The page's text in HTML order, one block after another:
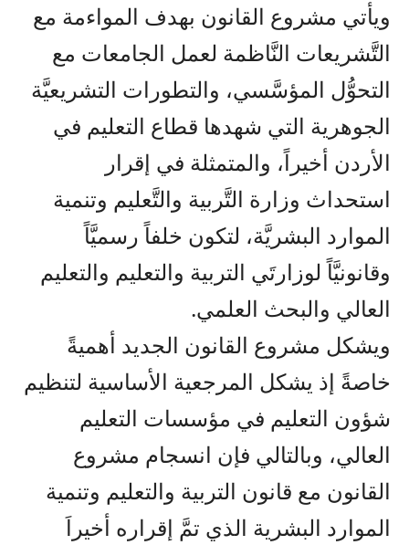
ويأتي مشروع القانون بهدف المواءمة مع
التَّشريعات النَّاظمة لعمل الجامعات مع
التحوُّل المؤسَّسي، والتطورات التشريعيَّة
الجوهرية التي شهدها قطاع التعليم في
الأردن أخيراً، والمتمثلة في إقرار
استحداث وزارة التَّربية والتَّعليم وتنمية
الموارد البشريَّة، لتكون خلفاً رسميَّاً
وقانونيَّاً لوزارتَي التربية والتعليم والتعليم
العالي والبحث العلمي.
ويشكل مشروع القانون الجديد أهميةً
خاصةً إذ يشكل المرجعية الأساسية لتنظيم
شؤون التعليم في مؤسسات التعليم
العالي، وبالتالي فإن انسجام مشروع
القانون مع قانون التربية والتعليم وتنمية
الموارد البشرية الذي تمَّ إقراره أخيراَ